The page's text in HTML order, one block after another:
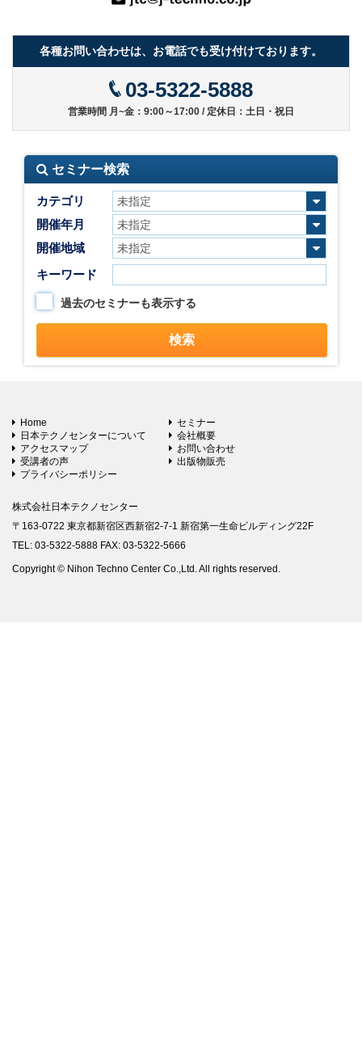
各種お問い合わせは、お電話でも受け付けております。
03-5322-5888
営業時間 月~金：9:00～17:00 / 定休日：土日・祝日
セミナー検索
カテゴリ
開催年月
開催地域
キーワード
過去のセミナーも表示する
Home
セミナー
日本テクノセンターについて
会社概要
アクセスマップ
お問い合わせ
受講者の声
出版物販売
プライバシーポリシー
株式会社日本テクノセンター
〒163-0722 東京都新宿区西新宿2-7-1 新宿第一生命ビルディング22F
TEL: 03-5322-5888 FAX: 03-5322-5666
Copyright © Nihon Techno Center Co.,Ltd. All rights reserved.